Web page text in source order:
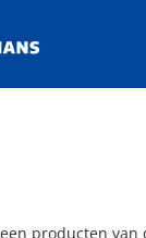
producten van